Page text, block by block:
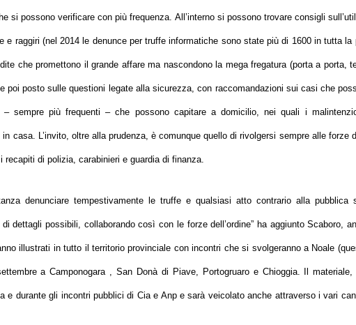
si possono verificare con più frequenza. All’interno si possono trovare consigli
e raggiri (nel 2014 le denunce per truffe informatiche sono state più di 1600 in tutta la
che promettono il grande affare ma nascondono la mega fregatura (porta a porta,
poi posto sulle questioni legate alla sicurezza, con raccomandazioni sui casi che
sempre più frequenti – che possono capitare a domicilio, nei quali i
casa. L’invito, oltre alla prudenza, è comunque quello di rivolgersi sempre alle forze
recapiti di polizia, carabinieri e guardia di finanza.
denunciare tempestivamente le truffe e qualsiasi atto contrario alla pubblica
dettagli possibili, collaborando così con le forze dell’ordine” ha aggiunto Scaboro,
illustrati in tutto il territorio provinciale con incontri che si svolgeranno a Noale
a Camponogara , San Donà di Piave, Portogruaro e Chioggia. Il
e durante gli incontri pubblici di Cia e Anp e sarà veicolato anche attraverso i vari